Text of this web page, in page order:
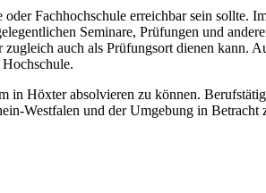
Fachhochschule erreichbar sein sollte.
Seminare, Prüfungen und
auch als Prüfungsort dienen kann.
in Höxter absolvieren zu können.
Westfalen und der Umgebung in